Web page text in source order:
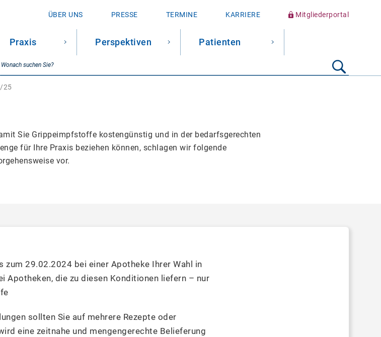
ÜBER UNS PRESSE TERMINE KARRIERE Mitgliederportal
Praxis Perspektiven Patienten
SUCHE
Suchbegriff
starten
25
Sie Grippeimpfstoffe kostengünstig und in der bedarfsgerechten
für Ihre Praxis beziehen können, schlagen wir folgende
vor.
29.02.2024 bei einer Apotheke Ihrer Wahl in
Apotheken, die zu diesen Konditionen liefern – nur
sollten Sie auf mehrere Rezepte oder
eine zeitnahe und mengengerechte Belieferung